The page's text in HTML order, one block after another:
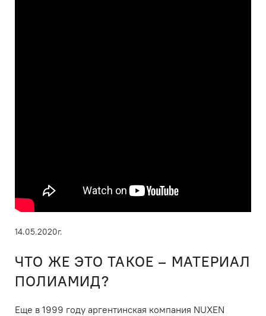
14.05.2020г.
ЧТО ЖЕ ЭТО ТАКОЕ – МАТЕРИАЛ
ПОЛИАМИД?
Еще в 1999 году аргентинская компания NUXEN